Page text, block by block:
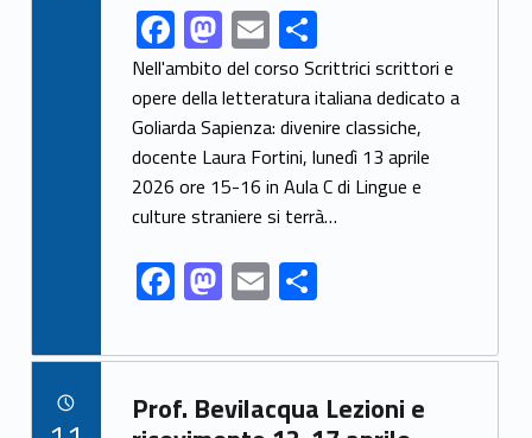
Link identifier share facebook archive #share-link-archive-53413F
ac
e
b
o
o
k
M
as
to
d
o
n
E
m
ai
l
S
h
ar
e
Nell'ambito del corso Scrittrici scrittori e
opere della letteratura italiana dedicato a
Goliarda Sapienza: divenire classiche,
docente Laura Fortini, lunedì 13 aprile
2026 ore 15-16 in Aula C di Lingue e
culture straniere si terrà…
F
ac
e
b
M
as
to
d
E
m
ai
l
S
ar
e
Link identifier archive #link-archive-55509
Prof. Bevilacqua Lezioni e